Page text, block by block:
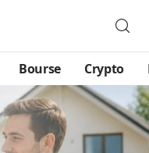
Bourse Crypto